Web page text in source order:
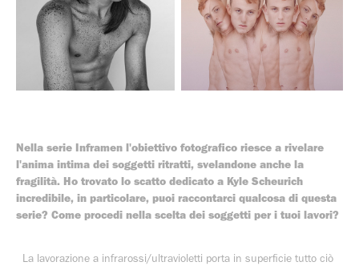
Nella serie Inframen l'obiettivo fotografico riesce a rivelare
l'anima intima dei soggetti ritratti, svelandone anche la
fragilità. Ho trovato lo scatto dedicato a Kyle Scheurich
incredibile, in particolare, puoi raccontarci qualcosa di questa
serie? Come procedi nella scelta dei soggetti per i tuoi lavori?
La lavorazione a infrarossi/ultravioletti porta in superficie tutto ciò